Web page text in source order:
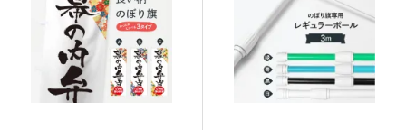
872 40984
871 41808
49 869 42581